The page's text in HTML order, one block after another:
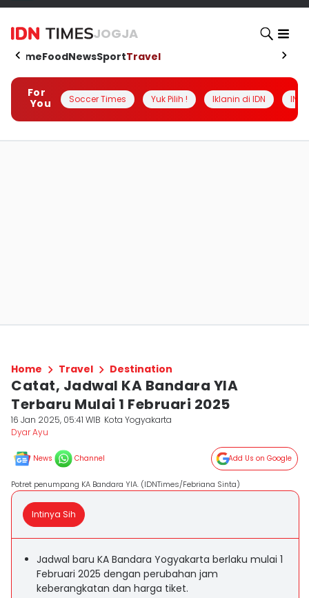
JOGJA
HomeFoodNewsSportTravel
For
You
Soccer Times Yuk Pilih ! Iklanin di IDN
Home Travel Destination
Catat, Jadwal KA Bandara YIA
Terbaru Mulai 1 Februari 2025
16 Jan 2025, 05:41 WIB Kota Yogyakarta
Dyar Ayu
News Channel Add Us on Google
Potret penumpang KA Bandara YIA. (IDNTimes/Febriana Sinta)
Intinya Sih
Jadwal baru KA Bandara Yogyakarta berlaku mulai 1
Februari 2025 dengan perubahan jam
keberangkatan dan harga tiket.